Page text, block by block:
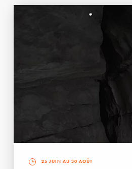
25 JUIN AU 30 AOÛT